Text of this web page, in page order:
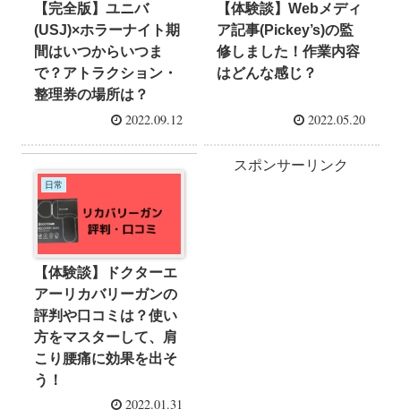
【完全版】ユニバ
(USJ)×ホラーナイト期
間はいつからいつま
で？アトラクション・
整理券の場所は？
2022.09.12
【体験談】Webメディ
ア記事(Pickey’s)の監
修しました！作業内容
はどんな感じ？
2022.05.20
日常
【体験談】ドクターエ
アーリカバリーガンの
評判や口コミは？使い
方をマスターして、肩
こり腰痛に効果を出そ
う！
2022.01.31
スポンサーリンク